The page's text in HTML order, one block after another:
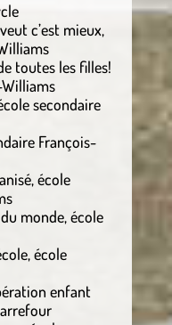
c’est mieux,
toutes les filles!
secondaire
François-
école
monde, école
école
enfant